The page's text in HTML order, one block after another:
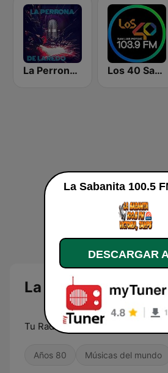
La Perrona de Laredo Los 40 San Luis Potosí
La Sabanita 100.5
Tu Radio Familiar
Años 80 Músicas del mundo
DESCARGAR